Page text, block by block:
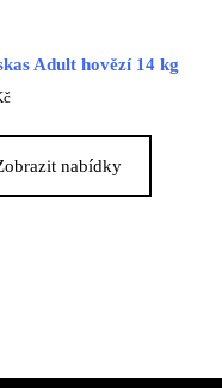
Adult hovězí 14 kg
nabídky